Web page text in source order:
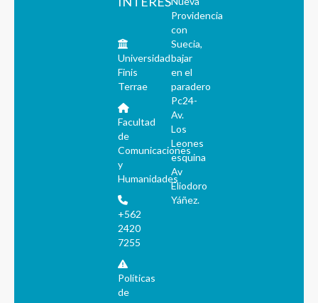
Universidad
Finis
Terrae
Facultad
de
Comunicaciones
y
Humanidades
+562
2420
7255
Políticas
de
Providencia
con
Suecia,
bajar
en el
paradero
Pc24-
Av.
Los
Leones
esquina
Av
Eliodoro
Yáñez.